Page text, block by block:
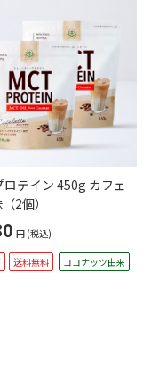
ロテイン 450g カフェ
2個）
円 (税込)
送料無料 ココナッツ由来